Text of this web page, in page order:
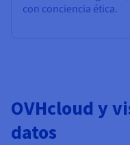
con conciencia ética.
OVHcloud y
datos